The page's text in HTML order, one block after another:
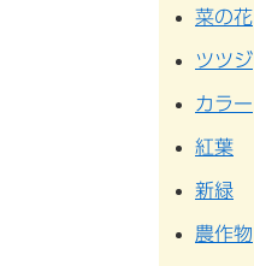
菜の花
ツツジ
カラー
紅葉
新緑
農作物